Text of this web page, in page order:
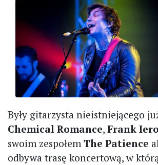
Były gitarzysta nieistniejącego
Chemical Romance, Frank Iero
swoim zespołem The Patience
odbywa trasę koncertową, w